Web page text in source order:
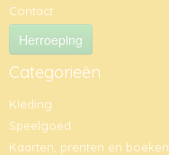
Contact
Herroeping
Categorieën
Kleding
Speelgoed
Kaarten, prenten en boeken